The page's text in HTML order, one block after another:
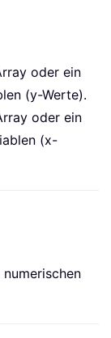
oder ein
(y-Werte).
oder ein
(x-